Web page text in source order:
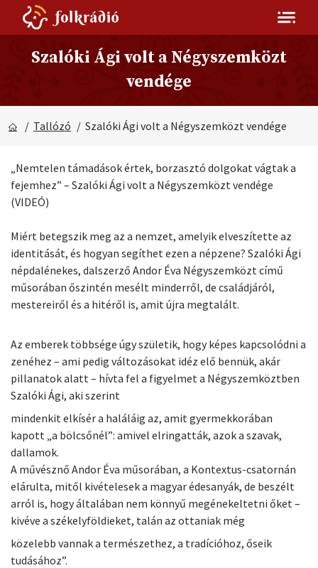
Szalóki Ági volt a Négyszemközt
vendége
/ Tallózó / Szalóki Ági volt a Négyszemközt vendége
„Nemtelen támadások értek, borzasztó dolgokat vágtak a
fejemhez” – Szalóki Ági volt a Négyszemközt vendége
(VIDEÓ)
Miért betegszik meg az a nemzet, amelyik elveszítette az
identitását, és hogyan segíthet ezen a népzene? Szalóki Ági
népdalénekes, dalszerző Andor Éva Négyszemközt című
műsorában őszintén mesélt minderről, de családjáról,
mestereiről és a hitéről is, amit újra megtalált.
Az emberek többsége úgy születik, hogy képes kapcsolódni a
zenéhez – ami pedig változásokat idéz elő bennük, akár
pillanatok alatt – hívta fel a figyelmet a Négyszemköztben
Szalóki Ági, aki szerint
mindenkit elkísér a haláláig az, amit gyermekkorában
kapott „a bölcsőnél”: amivel elringatták, azok a szavak,
dallamok.
A művésznő Andor Éva műsorában, a Kontextus-csatornán
elárulta, mitől kivételesek a magyar édesanyák, de beszélt
arról is, hogy általában nem könnyű megénekeltetni őket –
kivéve a székelyföldieket, talán az ottaniak még
közelebb vannak a természethez, a tradícióhoz, őseik
tudásához”.